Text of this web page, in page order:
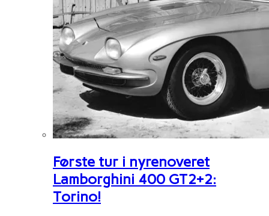
Første tur i nyrenoveret
Lamborghini 400 GT2+2:
Torino!